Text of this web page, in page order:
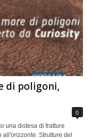
di poligoni,
0
una distesa di fratture
Strutture del